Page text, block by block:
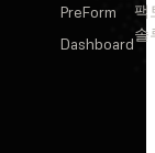
PreForm
Dashboard
팩
솔